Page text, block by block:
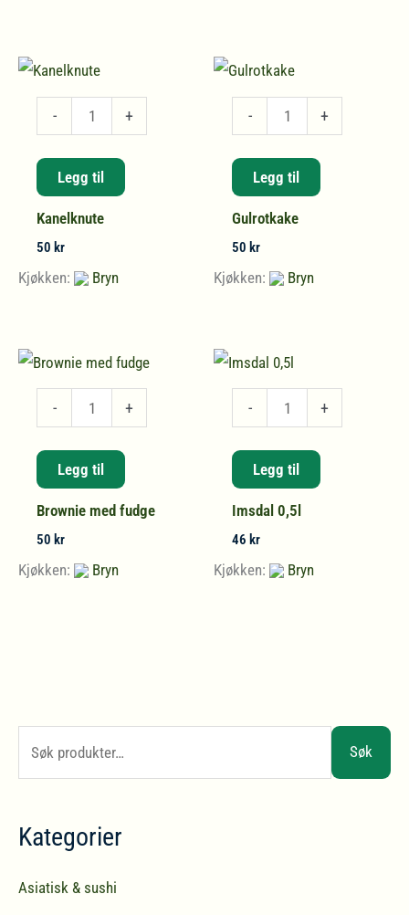
-
Kanelknute
antall
+
Legg til
Kanelknute
50 kr
Kjøkken: Bryn
-
Gulrotkake
antall
+
Legg til
Gulrotkake
50 kr
Kjøkken: Bryn
-
med
fudge
antall
+
Legg til
Brownie med fudge
50 kr
Kjøkken: Bryn
-
0,5l
antall
+
Legg til
Imsdal 0,5l
46 kr
Kjøkken: Bryn
e
t
Søk
Kategorier
Asiatisk & sushi